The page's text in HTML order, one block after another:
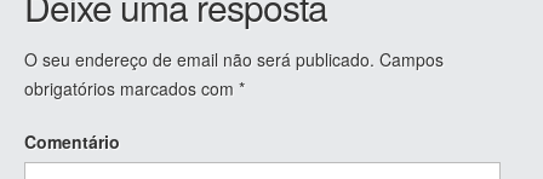
O seu endereço de email não será publicado. Campos
obrigatórios marcados com *
Comentário